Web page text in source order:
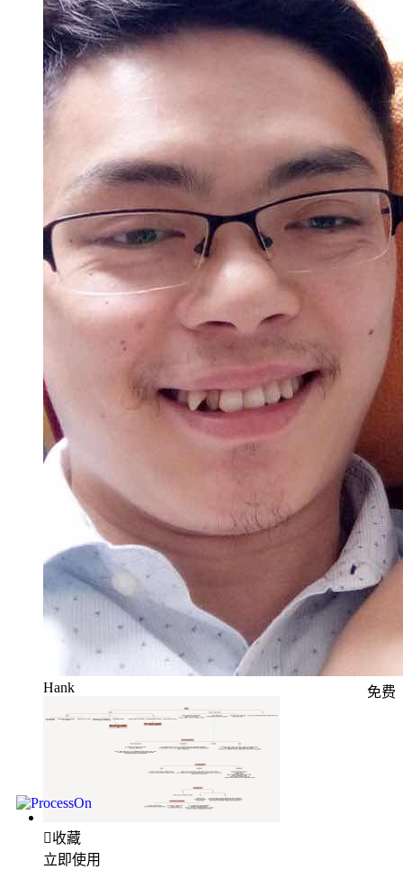
Hank 免费
收藏
立即使用